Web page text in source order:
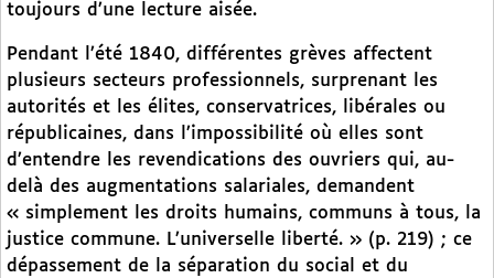
toujours d’une lecture aisée.
Pendant l’été 1840, différentes grèves affectent
plusieurs secteurs professionnels, surprenant les
autorités et les élites, conservatrices, libérales ou
républicaines, dans l’impossibilité où elles sont
d’entendre les revendications des ouvriers qui, au-
delà des augmentations salariales, demandent
« simplement les droits humains, communs à tous, la
justice commune. L’universelle liberté. » (p. 219) ; ce
dépassement de la séparation du social et du